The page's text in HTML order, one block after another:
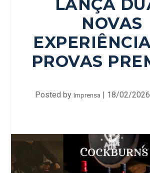
LANÇA
NOVAS
PROVAS
Posted by Imprensa | 18/02/2026